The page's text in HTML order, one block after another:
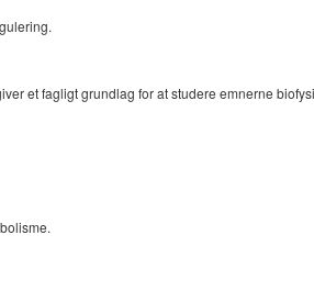
et fagligt grundlag for at studere emnerne